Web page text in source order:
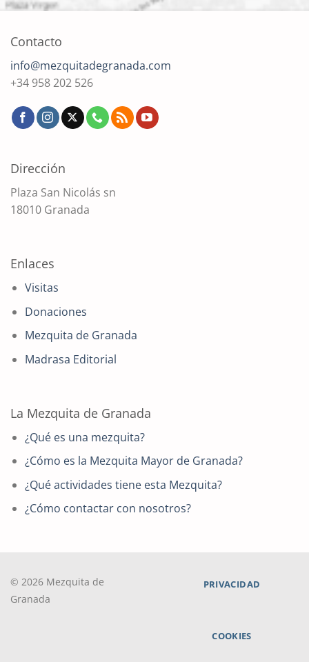
Contacto
info@mezquitadegranada.com
+34 958 202 526
Dirección
Plaza San Nicolás sn
18010 Granada
Enlaces
Visitas
Donaciones
Mezquita de Granada
Madrasa Editorial
La Mezquita de Granada
¿Qué es una mezquita?
¿Cómo es la Mezquita Mayor de Granada?
¿Qué actividades tiene esta Mezquita?
¿Cómo contactar con nosotros?
© 2026 Mezquita de
Granada
PRIVACIDAD
COOKIES